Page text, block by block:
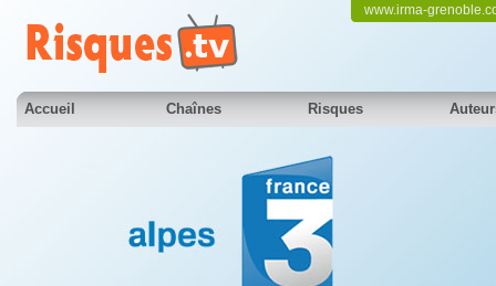
www.irma-
Accueil Chaînes Risques